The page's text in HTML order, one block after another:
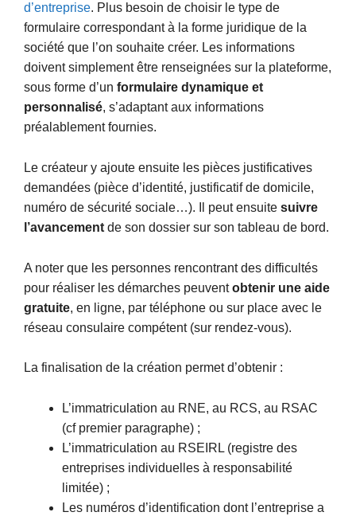
d’entreprise. Plus besoin de choisir le type de
formulaire correspondant à la forme juridique de la
société que l’on souhaite créer. Les informations
doivent simplement être renseignées sur la plateforme,
sous forme d’un formulaire dynamique et
personnalisé, s’adaptant aux informations
préalablement fournies.
Le créateur y ajoute ensuite les pièces justificatives
demandées (pièce d’identité, justificatif de domicile,
numéro de sécurité sociale…). Il peut ensuite suivre
l’avancement de son dossier sur son tableau de bord.
A noter que les personnes rencontrant des difficultés
pour réaliser les démarches peuventobtenir une aide
gratuite, en ligne, par téléphone ou sur place avec le
réseau consulaire compétent (sur rendez-vous).
La finalisation de la création permet d’obtenir :
L’immatriculation au RNE, au RCS, au RSAC
(cf premier paragraphe) ;
L’immatriculation au RSEIRL (registre des
entreprises individuelles à responsabilité
limitée) ;
Les numéros d’identification dont l’entreprise a